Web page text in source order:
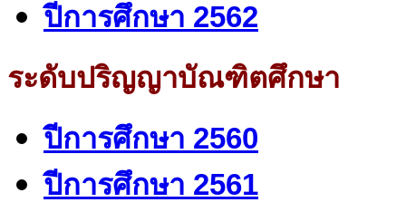
ปีการศึกษา 2562
ระดับปริญญาบัณฑิตศึกษา
ปีการศึกษา 2560
ปีการศึกษา 2561